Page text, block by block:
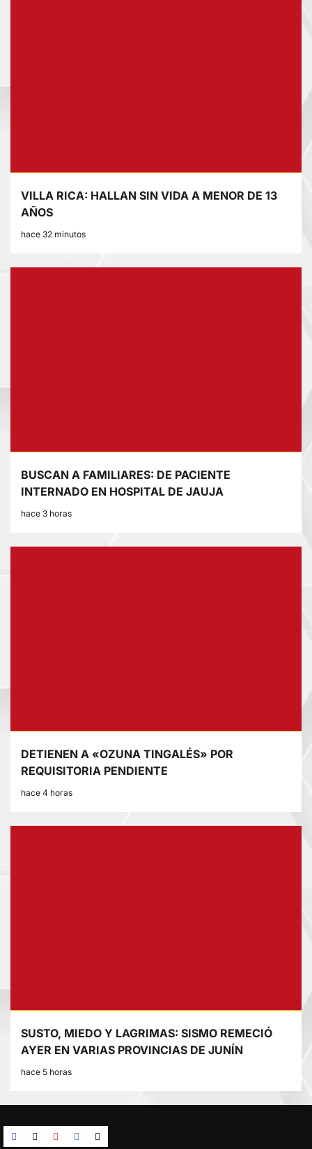
VILLA RICA: HALLAN SIN VIDA A MENOR DE 13
AÑOS
hace 32 minutos
BUSCAN A FAMILIARES: DE PACIENTE
INTERNADO EN HOSPITAL DE JAUJA
hace 3 horas
DETIENEN A «OZUNA TINGALÉS» POR
REQUISITORIA PENDIENTE
hace 4 horas
SUSTO, MIEDO Y LAGRIMAS: SISMO REMECIÓ
AYER EN VARIAS PROVINCIAS DE JUNÍN
hace 5 horas
Facebook
TikTokYouTube
Instagram
X